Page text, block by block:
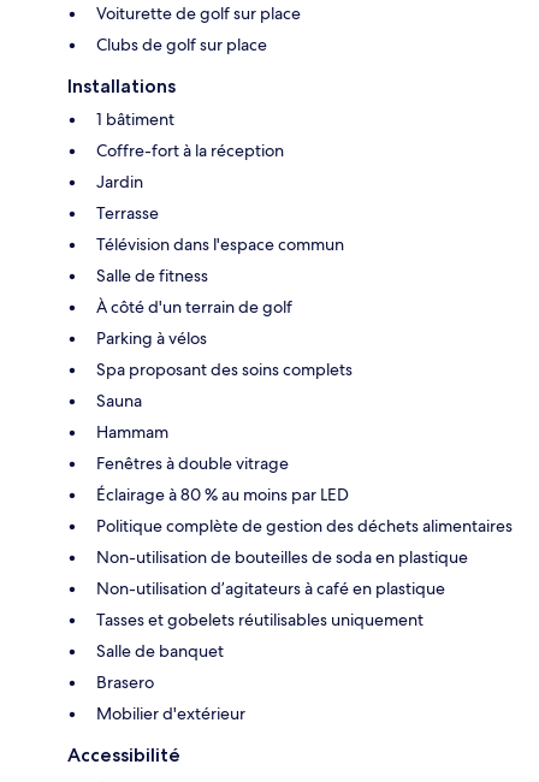
Voiturette de golf sur place
Clubs de golf sur place
Installations
1 bâtiment
Coffre-fort à la réception
Jardin
Terrasse
Télévision dans l'espace commun
Salle de fitness
À côté d'un terrain de golf
Parking à vélos
Spa proposant des soins complets
Sauna
Hammam
Fenêtres à double vitrage
Éclairage à 80 % au moins par LED
Politique complète de gestion des déchets alimentaires
Non-utilisation de bouteilles de soda en plastique
Non-utilisation d’agitateurs à café en plastique
Tasses et gobelets réutilisables uniquement
Salle de banquet
Brasero
Mobilier d'extérieur
Accessibilité